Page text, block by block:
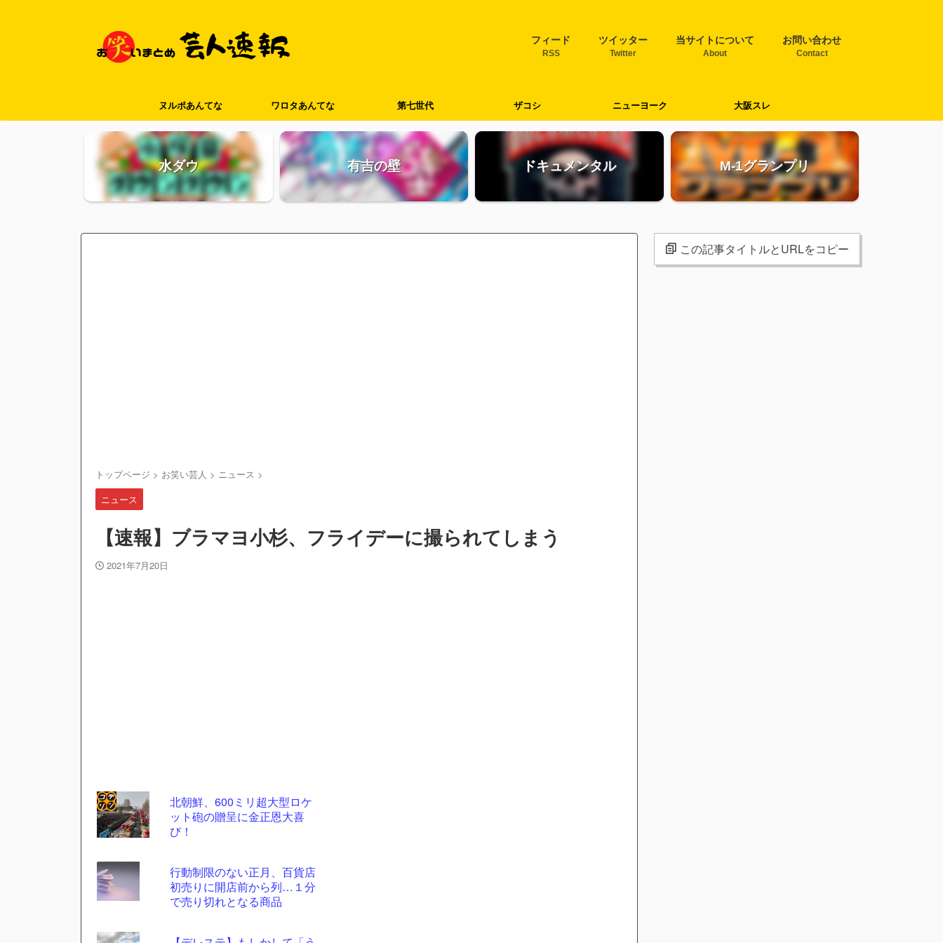
フィード
RSS
ツイッター
Twitter
当サイトについて
About
お問い合わせ
Contact
ヌルポあんてな ワロタあんてな 第七世代 ザコシ ニューヨーク 大阪スレ
水ダウ 有吉の壁 ドキュメンタル M-1グランプリ
トップページ > お笑い芸人 > ニュース >
ニュース
【速報】ブラマヨ小杉、フライデーに撮られてしまう
2021年7月20日
北朝鮮、600ミリ超大型ロケ
ット砲の贈呈に金正恩大喜
び！
行動制限のない正月、百貨店
初売りに開店前から列…１分
で売り切れとなる商品
コテ
リン
- 固
定リ
ンク
更新
この記事タイトルとURLをコピー